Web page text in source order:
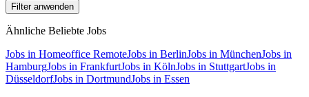
Ähnliche Beliebte Jobs
Jobs in Homeoffice RemoteJobs in BerlinJobs in MünchenJobs in
HamburgJobs in FrankfurtJobs in KölnJobs in StuttgartJobs in
DüsseldorfJobs in DortmundJobs in Essen